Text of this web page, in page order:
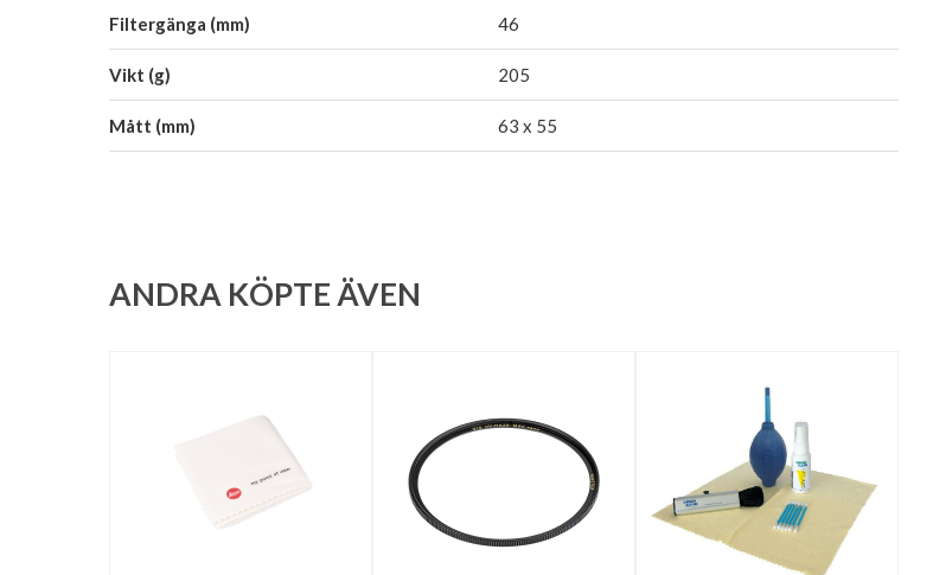
Filtergänga (mm) 46
Vikt (g) 205
Mått (mm) 63 x 55
ANDRA KÖPTE ÄVEN